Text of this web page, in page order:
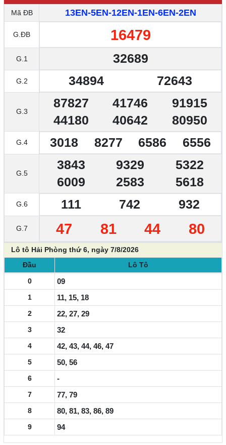
Mã ĐB 13EN-5EN-12EN-1EN-6EN-2EN
G.ĐB 16479
G.1 32689
G.2 34894 72643
G.3
87827 41746
91915
44180
40642 80950
G.4 3018 8277 6586 6556
G.5
3843 9329
5322
6009
2583 5618
G.6 111 742 932
G.7 47 81 44 80
Lô tô Hải Phòng thứ 6, ngày 7/8/2026
Đầu
Lô Tô
0
09
1 11, 15, 18
2 22, 27, 29
3 32
4 42, 43, 44, 46, 47
5 50, 56
6 -
7 77, 79
8 80, 81, 83, 86, 89
9 94